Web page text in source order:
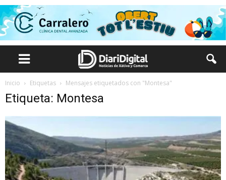
Inicio Etiquetas Mensajes etiquetados con "Montesa"
Etiqueta: Montesa